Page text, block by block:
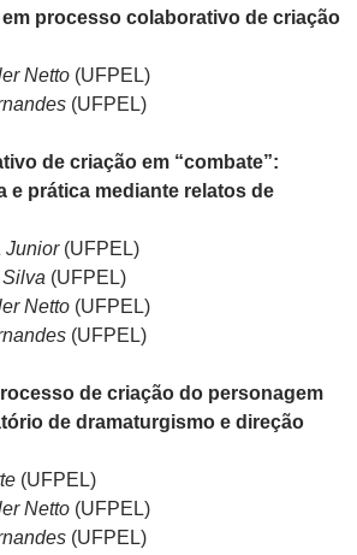
processo colaborativo de criação
Netto (UFPEL)
(UFPEL)
de criação em “combate”:
e prática mediante relatos de
Junior(UFPEL)
(UFPEL)
Netto (UFPEL)
(UFPEL)
de criação do personagem
de dramaturgismo e direção
(UFPEL)
Netto (UFPEL)
(UFPEL)